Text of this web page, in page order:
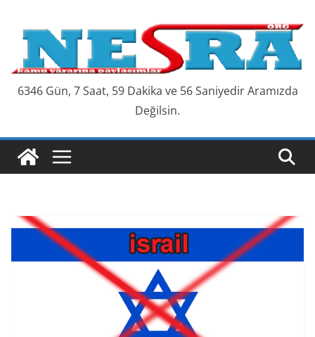
content
6346 Gün, 7 Saat, 59 Dakika ve 57 Saniyedir Aramızda
Değilsin.